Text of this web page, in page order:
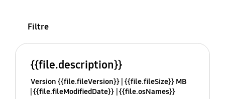
Filtre
{{file.description}}
Version {{file.fileVersion}} {{file.fileSize}} MB
{{file.fileModifiedDate}} {{file.osNames}}